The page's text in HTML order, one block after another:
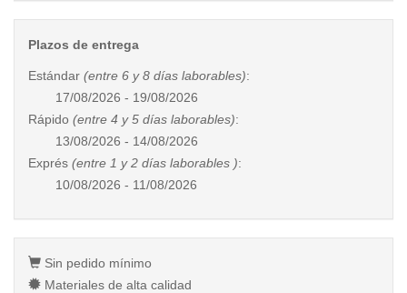
Plazos de entrega
Estándar (entre 6 y 8 días laborables):
17/08/2026 - 19/08/2026
Rápido (entre 4 y 5 días laborables):
13/08/2026 - 14/08/2026
Exprés (entre 1 y 2 días laborables ):
10/08/2026 - 11/08/2026
Sin pedido mínimo
Materiales de alta calidad